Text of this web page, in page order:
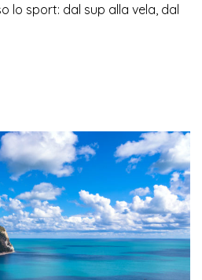
lo sport: dal sup alla vela, dal